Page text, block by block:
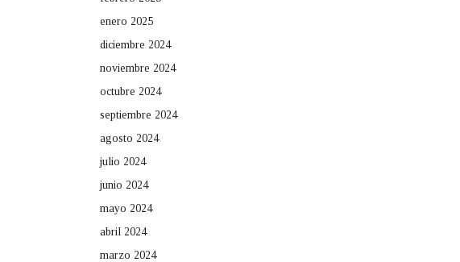
enero 2025
diciembre 2024
noviembre 2024
octubre 2024
septiembre 2024
agosto 2024
julio 2024
junio 2024
mayo 2024
abril 2024
marzo 2024